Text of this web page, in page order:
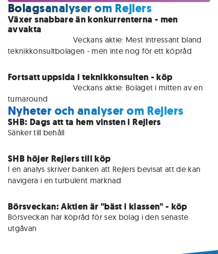
Bolagsanalyser om Rejlers
Växer snabbare än konkurrenterna - men
avvakta
För medlemmar • Veckans aktie: Mest intressant bland
teknikkonsultbolagen - men inte nog för ett köpråd
Fortsatt uppsida i teknikkonsulten - köp
För medlemmar • Veckans aktie: Bolaget i mitten av en
turnaround
Nyheter och analyser om Rejlers
SHB: Dags att ta hem vinsten i Rejlers
Sänker till behåll
SHB höjer Rejlers till köp
I en analys skriver banken att Rejlers bevisat att de kan
Börsveckan: Aktien är "bäst i klassen" - köp
Börsveckan har köpråd för sex bolag i den senaste
utgåvan